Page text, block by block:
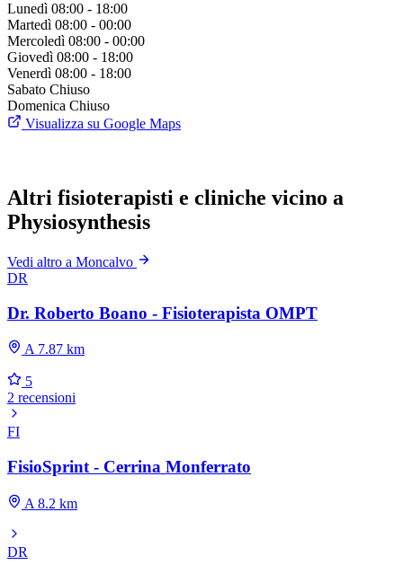
Lunedì 08:00 - 18:00
Martedì 08:00 - 00:00
Mercoledì 08:00 - 00:00
Giovedì 08:00 - 18:00
Venerdì 08:00 - 18:00
Sabato Chiuso
Domenica Chiuso
Visualizza su Google Maps
Altri fisioterapisti e cliniche vicino a
Physiosynthesis
Vedi altro a Moncalvo
DR
Dr. Roberto Boano - Fisioterapista OMPT
A 7.87 km
5
2 recensioni
FI
FisioSprint - Cerrina Monferrato
A 8.2 km
DR